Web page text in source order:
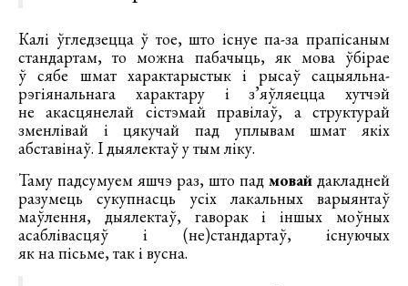
Калі ўгледзецца ў тое, што існуе па-за прапісаным
стандартам, то можна пабачыць, як мова ўбірае
ў сябе шмат характарыстык і рысаў сацыяльна-
рэгіянальнага характару і з’яўляецца хутчэй
не акасцянелай сістэмай правілаў, а структурай
зменлівай і цякучай пад уплывам шмат якіх
абставінаў. І дыялектаў у тым ліку.
Таму падсумуем яшчэ раз, што пад мовай дакладней
разумець сукупнасць усіх лакальных варыянтаў
маўлення, дыялектаў, гаворак і іншых моўных
асаблівасцяў і (не)стандартаў, існуючых
як на пісьме, так і вусна.